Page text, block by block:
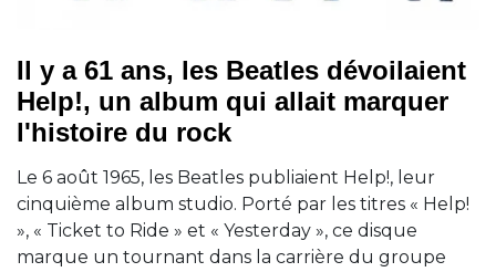
Il y a 61 ans, les Beatles dévoilaient
Help!, un album qui allait marquer
l'histoire du rock
Le 6 août 1965, les Beatles publiaient Help!, leur
cinquième album studio. Porté par les titres « Help!
», « Ticket to Ride » et « Yesterday », ce disque
marque un tournant dans la carrière du groupe